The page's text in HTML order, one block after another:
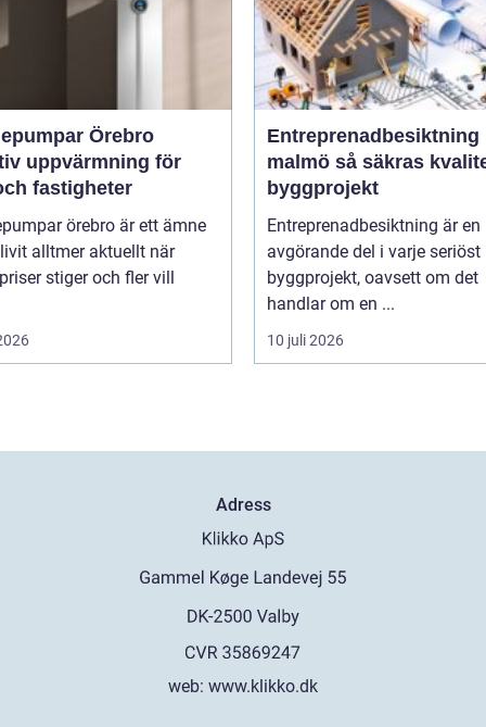
Örebro
uppvärmning för
fastigheter
örebro är ett ämne
alltmer aktuellt när
stiger och fler vill
Entreprenadbesiktning
malmö så säkras kvaliteten i
byggprojekt
Entreprenadbesiktning är en
avgörande del i varje seriöst
byggprojekt, oavsett om det
handlar om en ...
10 juli 2026
Adress
web: www.klikko.dk